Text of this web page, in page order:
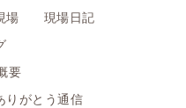
場
現場日記
要
りがとう通信